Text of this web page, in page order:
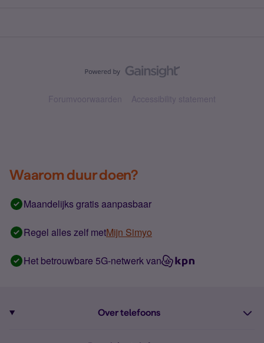
Forumvoorwaarden Accessibility statement
Waarom duur doen?
Maandelijks gratis aanpasbaar
Regel alles zelf metMijn Simyo
Het betrouwbare 5G-netwerk van
Over telefoons